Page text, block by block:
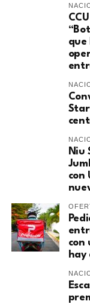
que
Niu
con
con
hay